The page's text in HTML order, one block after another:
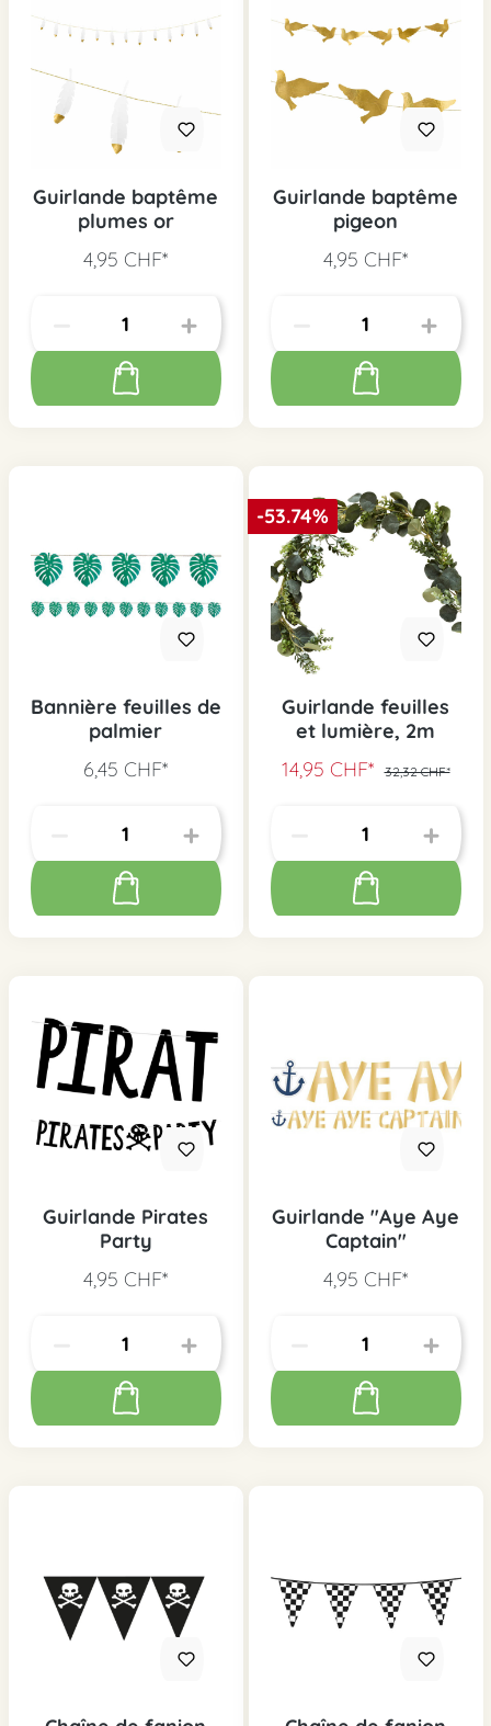
Guirlande baptême
plumes or
4,95 CHF*
Guirlande baptême
pigeon
4,95 CHF*
Bannière feuilles de
palmier
6,45 CHF*
-53.74%
Guirlande feuilles
et lumière, 2m
14,95 CHF*
32,32 CHF*
Guirlande Pirates
Party
4,95 CHF*
Guirlande "Aye Aye
Captain"
4,95 CHF*